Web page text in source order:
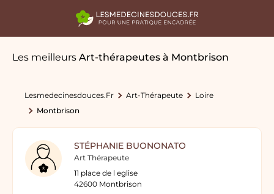
Les meilleurs Art-thérapeutes à Montbrison
Lesmedecinesdouces.fr Art-Thérapeute
Loire
Montbrison
STÉPHANIE BUONONATO
Art Thérapeute
11 place de l eglise
42600 Montbrison